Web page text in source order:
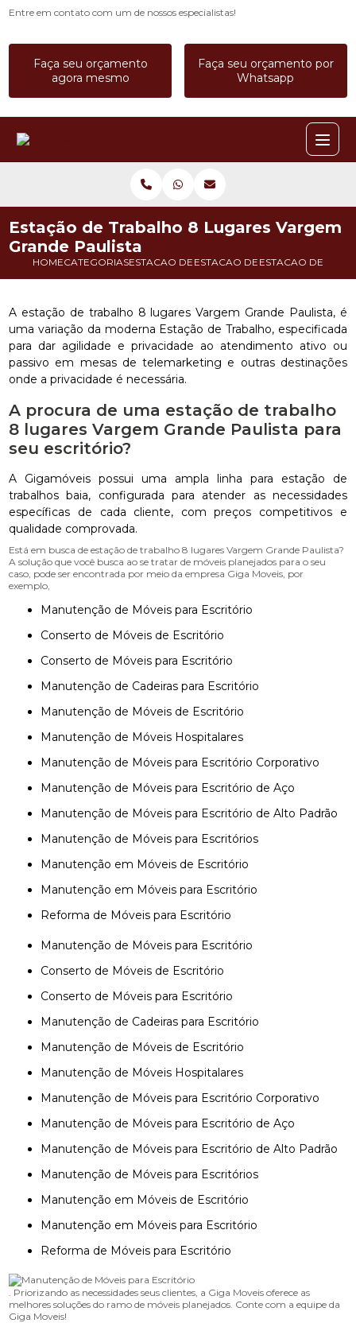
Entre em contato com um de nossos especialistas!
Faça seu orçamento
agora mesmo
Faça seu orçamento por
Whatsapp
HOMECATEGORIASESTACAO DE TRABALHOESTACAO DE TRABALHO BAIA
ESTACAO DE
Estação de Trabalho 8 Lugares Vargem
Grande Paulista
A estação de trabalho 8 lugares Vargem Grande Paulista, é
uma variação da moderna Estação de Trabalho, especificada
para dar agilidade e privacidade ao atendimento ativo ou
passivo em mesas de telemarketing e outras destinações
onde a privacidade é necessária.
A procura de uma estação de trabalho
8 lugares Vargem Grande Paulista para
seu escritório?
A Gigamóveis possui uma ampla linha para estação de
trabalhos baia, configurada para atender as necessidades
específicas de cada cliente, com preços competitivos e
qualidade comprovada.
Está em busca de estação de trabalho 8 lugares Vargem Grande Paulista?
A solução que você busca ao se tratar de móveis planejados para o seu
caso, pode ser encontrada por meio da empresa Giga Moveis, por
exemplo,
Manutenção de Móveis para Escritório
Conserto de Móveis de Escritório
Conserto de Móveis para Escritório
Manutenção de Cadeiras para Escritório
Manutenção de Móveis de Escritório
Manutenção de Móveis Hospitalares
Manutenção de Móveis para Escritório Corporativo
Manutenção de Móveis para Escritório de Aço
Manutenção de Móveis para Escritório de Alto Padrão
Manutenção de Móveis para Escritórios
Manutenção em Móveis de Escritório
Manutenção em Móveis para Escritório
Reforma de Móveis para Escritório
Manutenção de Móveis para Escritório
Conserto de Móveis de Escritório
Conserto de Móveis para Escritório
Manutenção de Cadeiras para Escritório
Manutenção de Móveis de Escritório
Manutenção de Móveis Hospitalares
Manutenção de Móveis para Escritório Corporativo
Manutenção de Móveis para Escritório de Aço
Manutenção de Móveis para Escritório de Alto Padrão
Manutenção de Móveis para Escritórios
Manutenção em Móveis de Escritório
Manutenção em Móveis para Escritório
Reforma de Móveis para Escritório
. Priorizando as necessidades seus clientes, a Giga Moveis oferece as
melhores soluções do ramo de móveis planejados. Conte com a equipe da
Giga Moveis!